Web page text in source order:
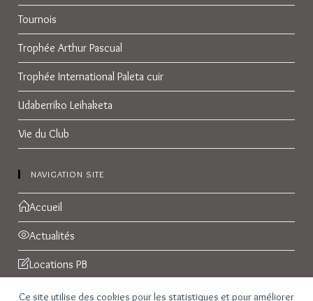
Ce site utilise des cookies pour les statistiques et pour améliorer
Tournois
Trophée Arthur Pascual
Trophée International Paleta cuir
Udaberriko Leihaketa
Vie du Club
NAVIGATION SITE
Accueil
Actualités
Locations PB
Réservations